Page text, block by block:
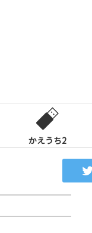
かえうち2